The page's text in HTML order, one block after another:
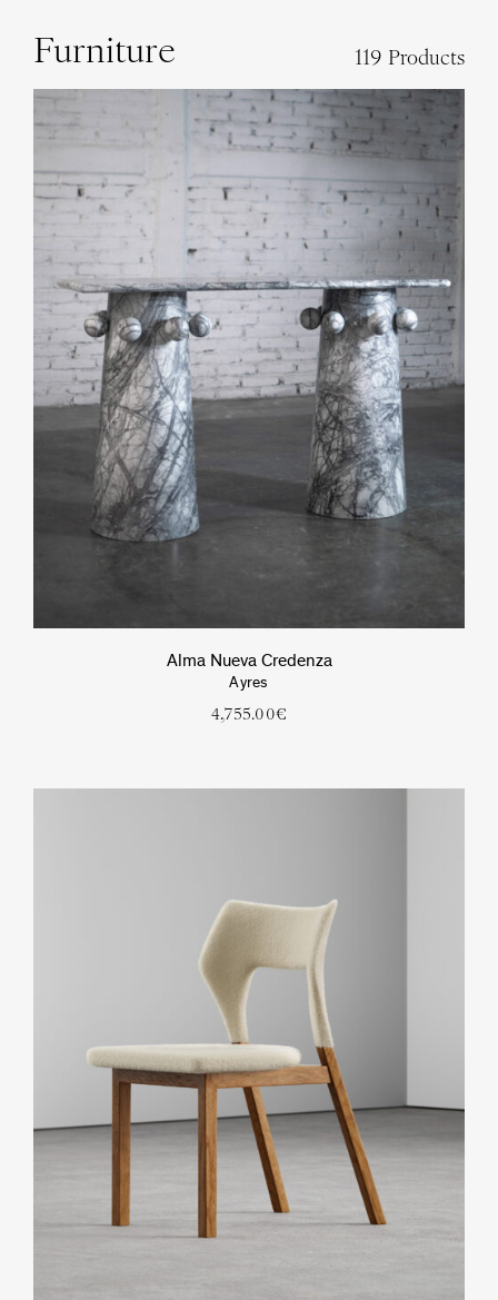
Furniture 119 Products
Alma Nueva Credenza
Ayres
4,755.00€